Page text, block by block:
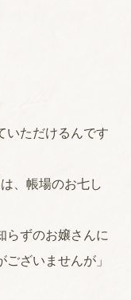
いただけるんです
は、帳場のお七し
らずのお嬢さんに
ざいませんが」